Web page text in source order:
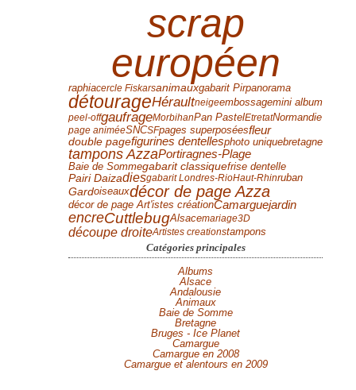
scrap
européen
raphiacercle Fiskarsanimauxgabarit Pirpanorama
détourageHéraultneigeembossagemini album
peel-offgaufrageMorbihanPan PastelEtretatNormandie
page animéeSNCSFpages superposéesfleur
double pagefigurines dentellesphoto uniquebretagne
tampons AzzaPortiragnes-Plage
Baie de Sommegabarit classiquefrise dentelle
Pairi Daizadiesgabarit Londres-RioHaut-Rhinruban
Gardoiseauxdécor de page Azza
décor de page Art'istes créationCamarguejardin
encreCuttlebugAlsacemariage3D
découpe droiteArtistes creationstampons
Catégories principales
Albums
Alsace
Andalousie
Animaux
Baie de Somme
Bretagne
Bruges - Ice Planet
Camargue
Camargue en 2008
Camargue et alentours en 2009